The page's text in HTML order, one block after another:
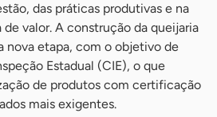
das práticas produtivas e na
valor. A construção da queijaria
nova etapa, com o objetivo de
Estadual (CIE), o que
de produtos com certificação
mais exigentes.